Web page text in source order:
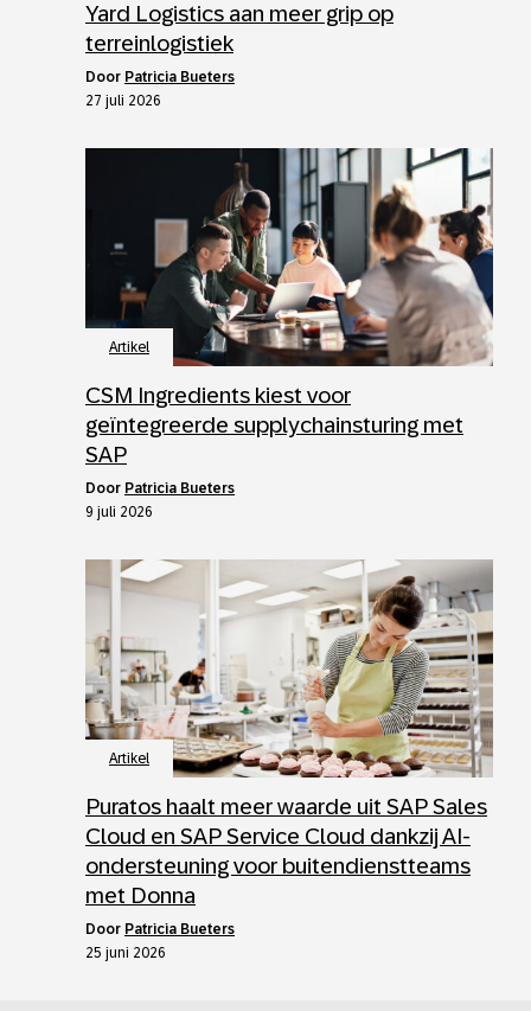
Yard Logistics aan meer grip op
terreinlogistiek
door Patricia Bueters
27 juli 2026
Artikel
CSM Ingredients kiest voor
geïntegreerde supplychainsturing met
SAP
door Patricia Bueters
9 juli 2026
Artikel
Puratos haalt meer waarde uit SAP Sales
Cloud en SAP Service Cloud dankzij AI-
ondersteuning voor buitendienstteams
met Donna
door Patricia Bueters
25 juni 2026